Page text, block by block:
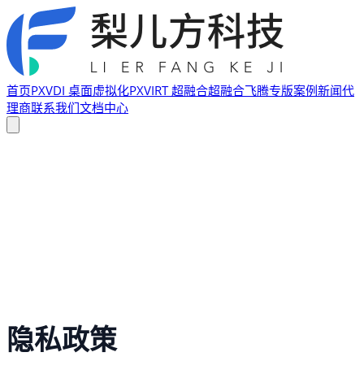
首页PXVDI 桌面虚拟化PXVIRT 超融合超融合飞腾专版案例新闻代
理商联系我们文档中心
隐私政策